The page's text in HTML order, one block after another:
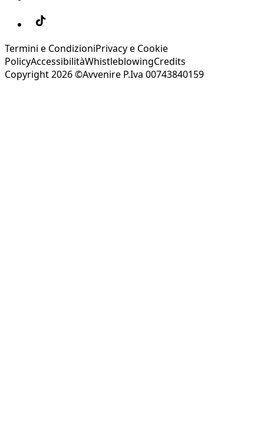
Termini e CondizioniPrivacy e Cookie
PolicyAccessibilitàWhistleblowingCredits
Copyright 2026 ©Avvenire P.Iva 00743840159